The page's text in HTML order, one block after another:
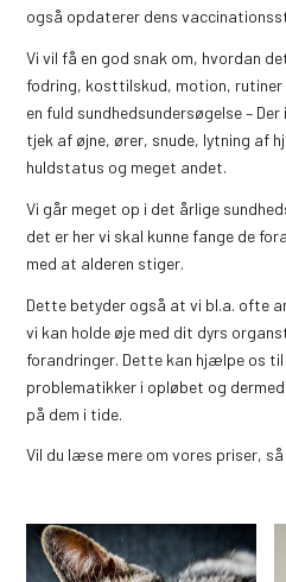
også opdaterer dens
Vi vil få en god snak om, hvordan
fodring, kosttilskud, motion, rutiner
en fuld sundhedsundersøgelse –
tjek af øjne, ører, snude, lytning af
huldstatus og meget andet.
Vi går meget op i det årlige
det er her vi skal kunne fange de
med at alderen stiger.
Dette betyder også at vi bl.a. ofte
vi kan holde øje med dit dyrs
forandringer. Dette kan hjælpe os
problematikker i opløbet og
på dem i tide.
Vil du læse mere om vores priser,